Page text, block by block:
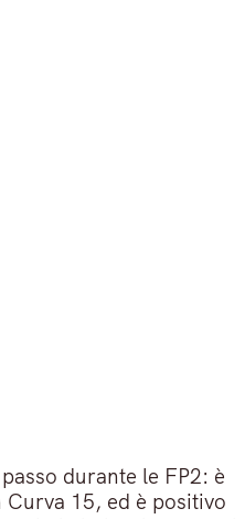
durante le FP2: è
15, ed è positivo